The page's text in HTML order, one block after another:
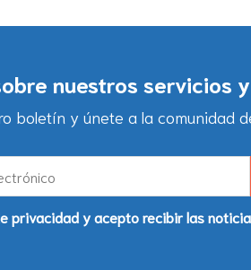
nuestros servicios
boletín y únete a la comunidad
privacidad y acepto recibir las